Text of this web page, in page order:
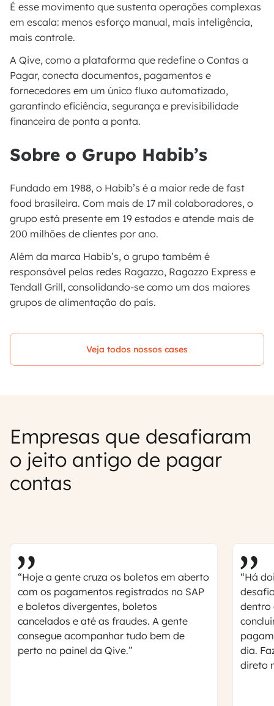
É esse movimento que sustenta operações complexas
em escala: menos esforço manual, mais inteligência,
mais controle.
A Qive, como a plataforma que redefine o Contas a
Pagar, conecta documentos, pagamentos e
fornecedores em um único fluxo automatizado,
garantindo eficiência, segurança e previsibilidade
financeira de ponta a ponta.
Sobre o Grupo Habib’s
Fundado em 1988, o Habib’s é a maior rede de fast
food brasileira. Com mais de 17 mil colaboradores, o
grupo está presente em 19 estados e atende mais de
200 milhões de clientes por ano.
Além da marca Habib’s, o grupo também é
responsável pelas redes Ragazzo, Ragazzo Express e
Tendall Grill, consolidando-se como um dos maiores
grupos de alimentação do país.
Veja todos nossos cases
Empresas que desafiaram
o jeito antigo de pagar
contas
“Hoje a gente cruza os boletos em aberto
com os pagamentos registrados no SAP
e boletos divergentes, boletos
cancelados e até as fraudes. A gente
consegue acompanhar tudo bem de
perto no painel da Qive.”
“Há
dentro
dia.
direto